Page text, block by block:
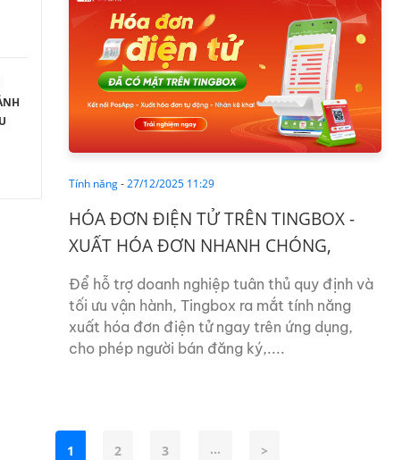
Tính năng-27/12/2025 11:29
HÓA ĐƠN ĐIỆN TỬ TRÊN TINGBOX -
XUẤT HÓA ĐƠN NHANH CHÓNG,
QUẢN LÝ DỄ DÀNG CÙNG...
Để hỗ trợ doanh nghiệp tuân thủ quy định và
tối ưu vận hành, Tingbox ra mắt tính năng
xuất hóa đơn điện tử ngay trên ứng dụng,
cho phép người bán đăng ký,....
1 2 3 ... >